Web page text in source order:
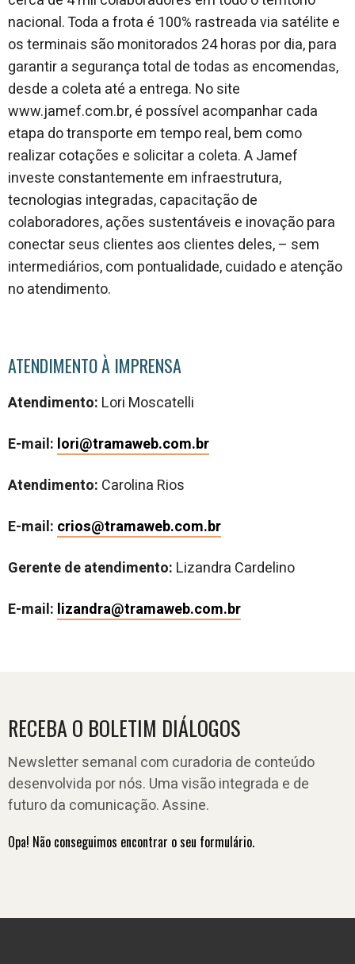
nacional. Toda a frota é 100% rastreada via satélite e
os terminais são monitorados 24 horas por dia, para
garantir a segurança total de todas as encomendas,
desde a coleta até a entrega. No site
www.jamef.com.br, é possível acompanhar cada
etapa do transporte em tempo real, bem como
realizar cotações e solicitar a coleta. A Jamef
investe constantemente em infraestrutura,
tecnologias integradas, capacitação de
colaboradores, ações sustentáveis e inovação para
conectar seus clientes aos clientes deles, – sem
intermediários, com pontualidade, cuidado e atenção
no atendimento.
ATENDIMENTO À IMPRENSA
Atendimento: Lori Moscatelli
E-mail: lori@tramaweb.com.br
Atendimento: Carolina Rios
E-mail: crios@tramaweb.com.br
Gerente de atendimento: Lizandra Cardelino
E-mail: lizandra@tramaweb.com.br
RECEBA O BOLETIM DIÁLOGOS
Newsletter semanal com curadoria de conteúdo
desenvolvida por nós. Uma visão integrada e de
futuro da comunicação. Assine.
Opa! Não conseguimos encontrar o seu formulário.